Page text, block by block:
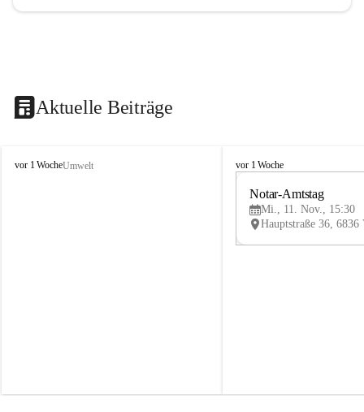
Aktuelle Beiträge
V
vor 1 WocheUmwelt
V
vor 1 Woche
Notar-Amtstag
Mi., 11. Nov., 15:30